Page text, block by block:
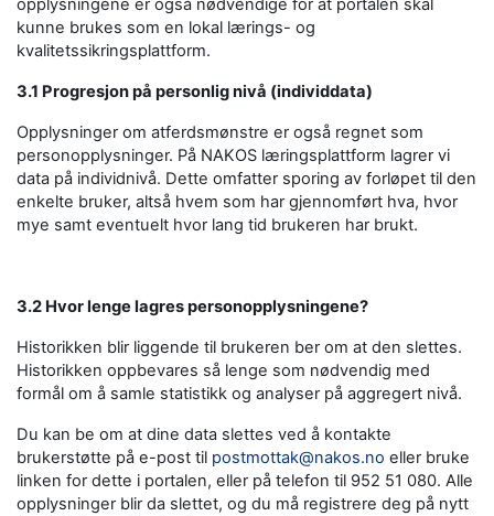
opplysningene er også nødvendige for at portalen skal
kunne brukes som en lokal lærings- og
kvalitetssikringsplattform.
3.1 Progresjon på personlig nivå (individdata)
Opplysninger om atferdsmønstre er også regnet som
personopplysninger. På NAKOS læringsplattform lagrer vi
data på individnivå. Dette omfatter sporing av forløpet til den
enkelte bruker, altså hvem som har gjennomført hva, hvor
mye samt eventuelt hvor lang tid brukeren har brukt.
3.2 Hvor lenge lagres personopplysningene?
Historikken blir liggende til brukeren ber om at den slettes.
Historikken oppbevares så lenge som nødvendig med
formål om å samle statistikk og analyser på aggregert nivå.
Du kan be om at dine data slettes ved å kontakte
brukerstøtte på e-post til postmottak@nakos.no eller bruke
linken for dette i portalen, eller på telefon til 952 51 080. Alle
opplysninger blir da slettet, og du må registrere deg på nytt